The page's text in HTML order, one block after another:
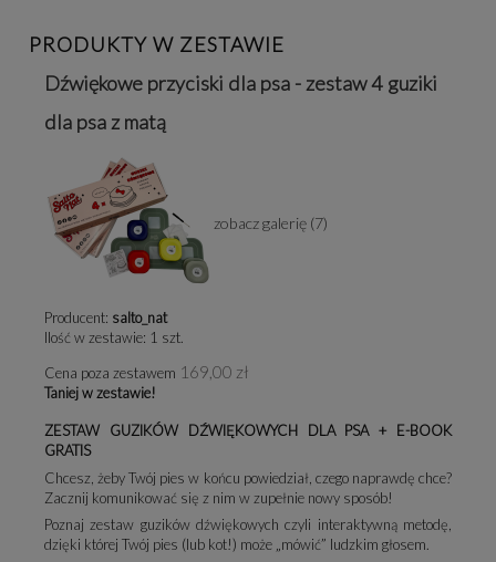
PRODUKTY W ZESTAWIE
Dźwiękowe przyciski dla psa - zestaw 4 guziki
dla psa z matą
zobacz galerię (7)
Producent: salto_nat
Ilość w zestawie: 1 szt.
Cena poza zestawem 169,00 zł
Taniej w zestawie!
ZESTAW GUZIKÓW DŹWIĘKOWYCH DLA PSA + E-BOOK
GRATIS
Chcesz, żeby Twój pies w końcu powiedział, czego naprawdę chce?
Zacznij komunikować się z nim w zupełnie nowy sposób!
Poznaj zestaw guzików dźwiękowych czyli interaktywną metodę,
dzięki której Twój pies (lub kot!) może „mówić” ludzkim głosem.